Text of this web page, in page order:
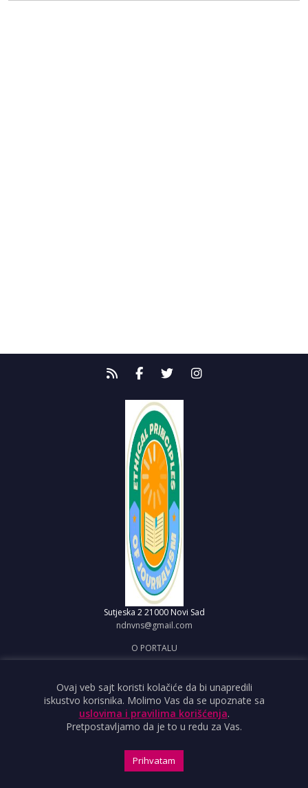
Sutjeska 2 21000 Novi Sad
ndnvns@gmail.com
O PORTALU
OBJAVI VEST
USLOVI KORIŠĆENJA
Ovaj veb sajt koristi kolačiće da bi unapredili
iskustvo korisnika. Molimo Vas da se upoznate sa
uslovima i pravilima korišćenja.
Pretpostavljamo da je to u redu za Vas.
Prihvatam